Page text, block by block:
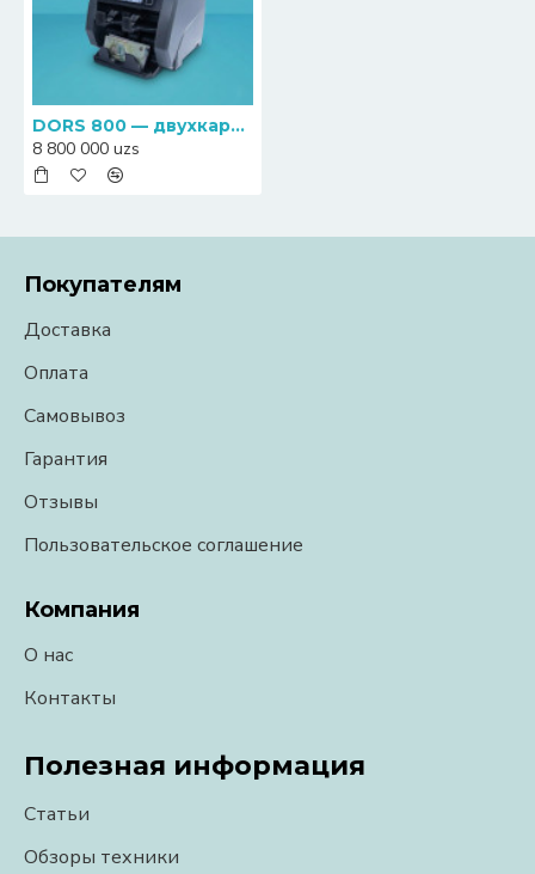
DORS 800 — двухкарманный счетчик-сортировщик банкнот
8 800 000 uzs
Покупателям
Доставка
Оплата
Самовывоз
Гарантия
Отзывы
Пользовательское соглашение
Компания
О нас
Контакты
Полезная информация
Статьи
Обзоры техники